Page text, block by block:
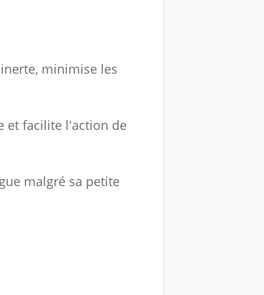
minimise les
et facilite l'action de
malgré sa petite